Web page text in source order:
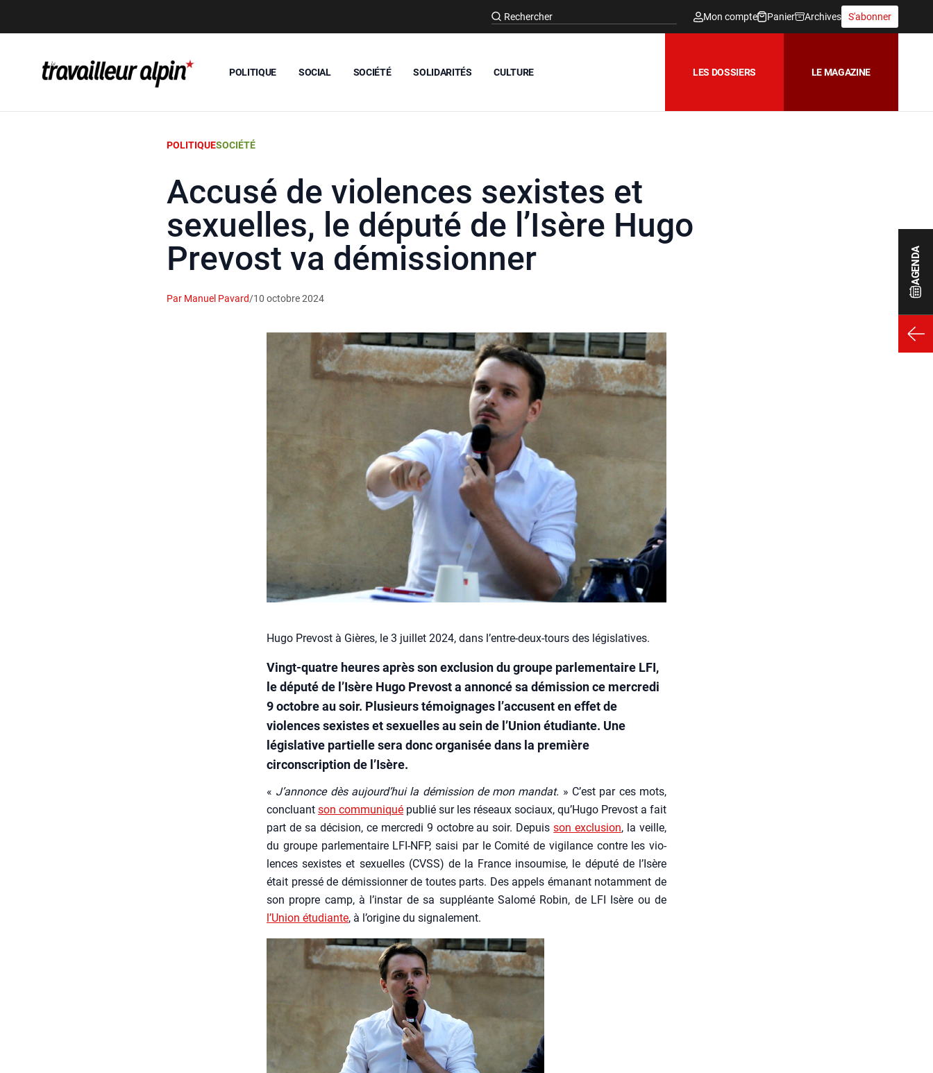
AGENDA
Mon compte Panier Archives S'abonner
POLITIQUE SOCIAL SOCIÉTÉ SOLIDARITÉS CULTURE LES DOSSIERS LE MAGAZINE
POLITIQUESOCIÉTÉ
Accusé de violences sexistes et
sexuelles, le député de l’Isère Hugo
Prevost va démissionner
Par Manuel Pavard/10 octobre 2024
Hugo Prevost à Gières, le 3 juillet 2024, dans l’entre-deux-tours des législatives.
Vingt-quatre heures après son exclusion du groupe parlementaire LFI,
le député de l’Isère Hugo Prevost a annoncé sa démission ce mercredi
9 octobre au soir. Plusieurs témoignages l’accusent en effet de
violences sexistes et sexuelles au sein de l’Union étudiante. Une
législative partielle sera donc organisée dans la première
circonscription de l’Isère.
« J’annonce dès aujourd’hui la démis­sion de mon man­dat. » C’est par ces mots,
concluant son com­mu­ni­qué publié sur les réseaux sociaux, qu’Hugo Pre­vost a fait
part de sa déci­sion, ce mer­cre­di 9 octobre au soir. Depuisson exclu­sion, la veille,
du groupe par­le­men­taire LFI-NFP, sai­si par le Comi­té de vigi­lance contre les vio­
lences sexistes et sexuelles (CVSS) de la France insou­mise, le dépu­té de l’Isère
était pres­sé de démis­sion­ner de toutes parts. Des appels éma­nant notam­ment de
son propre camp, à l’instar de sa sup­pléante Salo­mé Robin, de LFI Isère ou de
l’Union étu­diante, à l’origine du signa­le­ment.